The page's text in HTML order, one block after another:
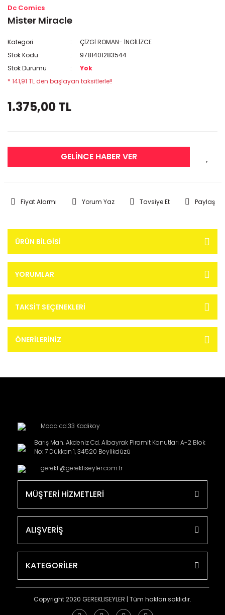
Dc Comics
Mister Miracle
Kategori
ÇİZGİ ROMAN- İNGİLİZCE
Stok Kodu
9781401283544
Stok Durumu
Yok
* 141,91 TL den başlayan taksitlerle!!
1.375,00 TL
GELİNCE HABER VER
Fiyat Alarmı Yorum Yaz Tavsiye Et Paylaş
ÜRÜN BILGISI
YORUMLAR
TAKSIT SEÇENEKLERI
ÖNERILERINIZ
Moda cd.33 Kadikoy
Barış Mah. Akdeniz Cd. Albayrak Piramit Konutları A-2 Blok
No: 7 Dükkan 1, 34520 Beylikdüzü
gerekli@gerekliseyler.com.tr
MÜŞTERİ HİZMETLERİ
ALIŞVERİŞ
KATEGORİLER
Copyright 2020 GEREKLISEYLER | Tüm hakları saklıdır.